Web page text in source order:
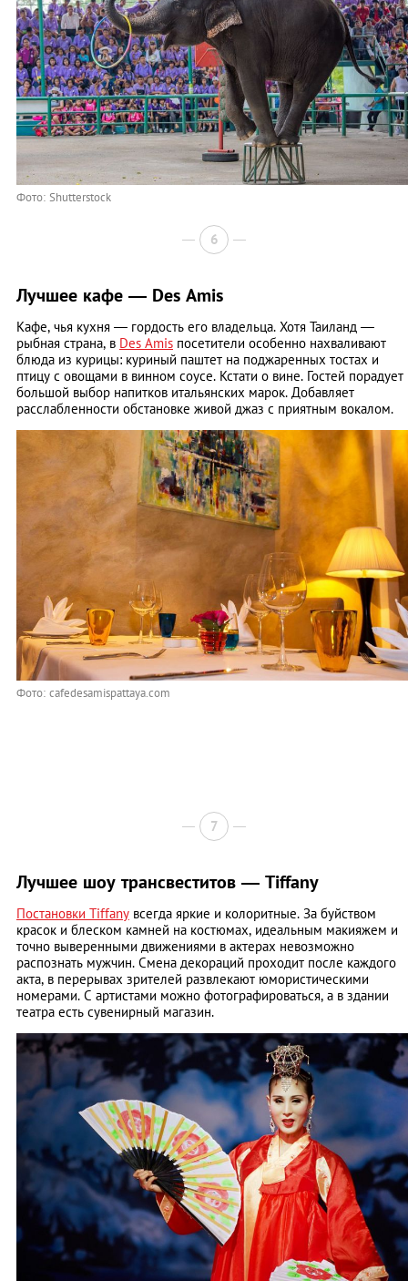
Фото: Shutterstock
6
Лучшее кафе — Des Amis
Кафе, чья кухня — гордость его владельца. Хотя Таиланд —
рыбная страна, в Des Amis посетители особенно нахваливают
блюда из курицы: куриный паштет на поджаренных тостах и
птицу с овощами в винном соусе. Кстати о вине. Гостей порадует
большой выбор напитков итальянских марок. Добавляет
расслабленности обстановке живой джаз с приятным вокалом.
Фото: cafedesamispattaya.com
7
Лучшее шоу трансвеститов — Tiffany
Постановки Tiffany всегда яркие и колоритные. За буйством
красок и блеском камней на костюмах, идеальным макияжем и
точно выверенными движениями в актерах невозможно
распознать мужчин. Смена декораций проходит после каждого
акта, в перерывах зрителей развлекают юмористическими
номерами. С артистами можно фотографироваться, а в здании
театра есть сувенирный магазин.